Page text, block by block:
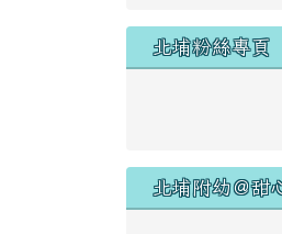
北埔粉絲專頁
北埔附幼＠甜